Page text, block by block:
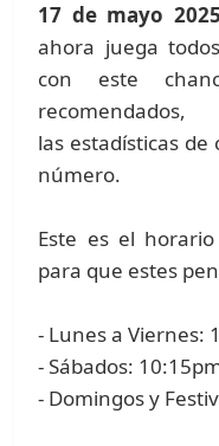
17 de mayo 2025
ahora juega
con este
las estadísticas de
número.
Este es el
para que estes
- Lunes a Viernes:
- Sábados:
- Domingos y